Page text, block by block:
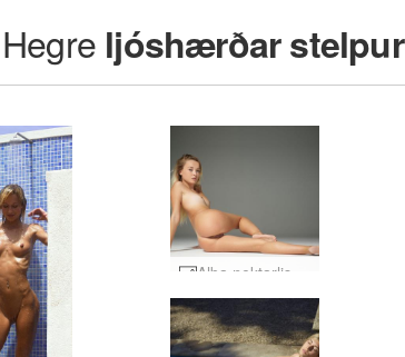
Hegre ljóshærðar stelpur